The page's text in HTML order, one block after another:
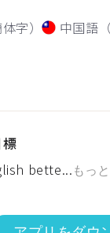
字） 中国語
bette...もっ